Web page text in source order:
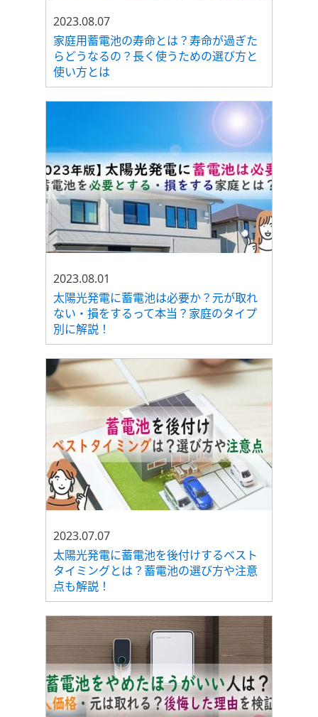
2023.08.07
家庭用蓄電池の寿命とは？寿命が過ぎた
らどうなるの？長く使うための選び方と
使い方とは
2023.08.01
太陽光発電に蓄電池は必要か？元が取れ
ない・損をするって本当？家庭のタイプ
別に解説！
2023.07.07
太陽光発電に蓄電池を後付けするベスト
タイミングとは？蓄電池の選び方や注意
点も解説！